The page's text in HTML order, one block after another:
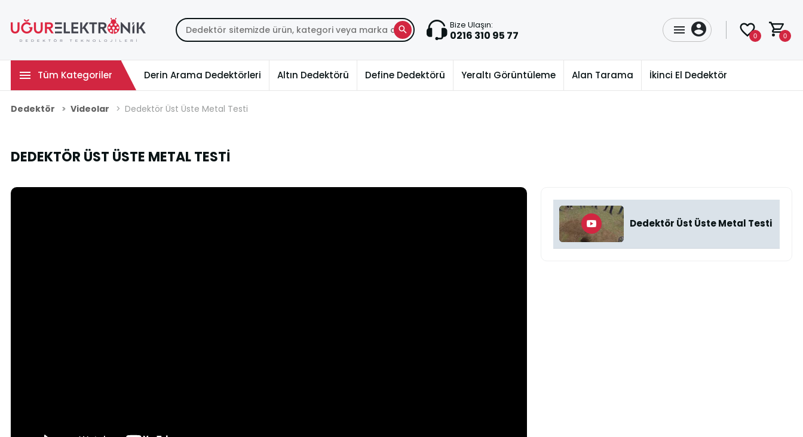
Bize Ulaşın:
0216 310 95 77 0 0
Tüm Kategoriler Derin Arama Dedektörleri Altın Dedektörü Define Dedektörü Yeraltı Görüntüleme Alan Tarama İkinci El Dedektör
Dedektör Videolar Dedektör Üst Üste Metal Testi
DEDEKTÖR ÜST ÜSTE METAL TESTI
Dedektör Üst Üste Metal Testi